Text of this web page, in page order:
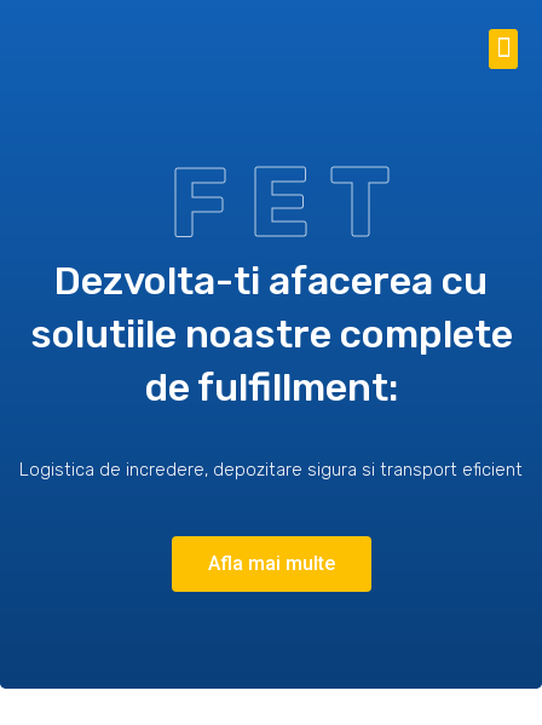
Dezvolta-ti afacerea cu
solutiile noastre complete
de fulfillment:
Logistica de incredere, depozitare sigura si transport eficient
Afla mai multe
F E T